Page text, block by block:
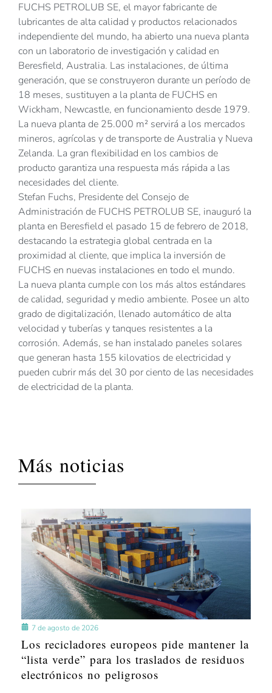
FUCHS PETROLUB SE, el mayor fabricante de
lubricantes de alta calidad y productos relacionados
independiente del mundo, ha abierto una nueva planta
con un laboratorio de investigación y calidad en
Beresfield, Australia. Las instalaciones, de última
generación, que se construyeron durante un período de
18 meses, sustituyen a la planta de FUCHS en
Wickham, Newcastle, en funcionamiento desde 1979.
La nueva planta de 25.000 m² servirá a los mercados
mineros, agrícolas y de transporte de Australia y Nueva
Zelanda. La gran flexibilidad en los cambios de
producto garantiza una respuesta más rápida a las
necesidades del cliente.
Stefan Fuchs, Presidente del Consejo de
Administración de FUCHS PETROLUB SE, inauguró la
planta en Beresfield el pasado 15 de febrero de 2018,
destacando la estrategia global centrada en la
proximidad al cliente, que implica la inversión de
FUCHS en nuevas instalaciones en todo el mundo.
La nueva planta cumple con los más altos estándares
de calidad, seguridad y medio ambiente. Posee un alto
grado de digitalización, llenado automático de alta
velocidad y tuberías y tanques resistentes a la
corrosión. Además, se han instalado paneles solares
que generan hasta 155 kilovatios de electricidad y
pueden cubrir más del 30 por ciento de las necesidades
de electricidad de la planta.
Más noticias
7 de agosto de 2026
Los recicladores europeos pide mantener la
“lista verde” para los traslados de residuos
electrónicos no peligrosos